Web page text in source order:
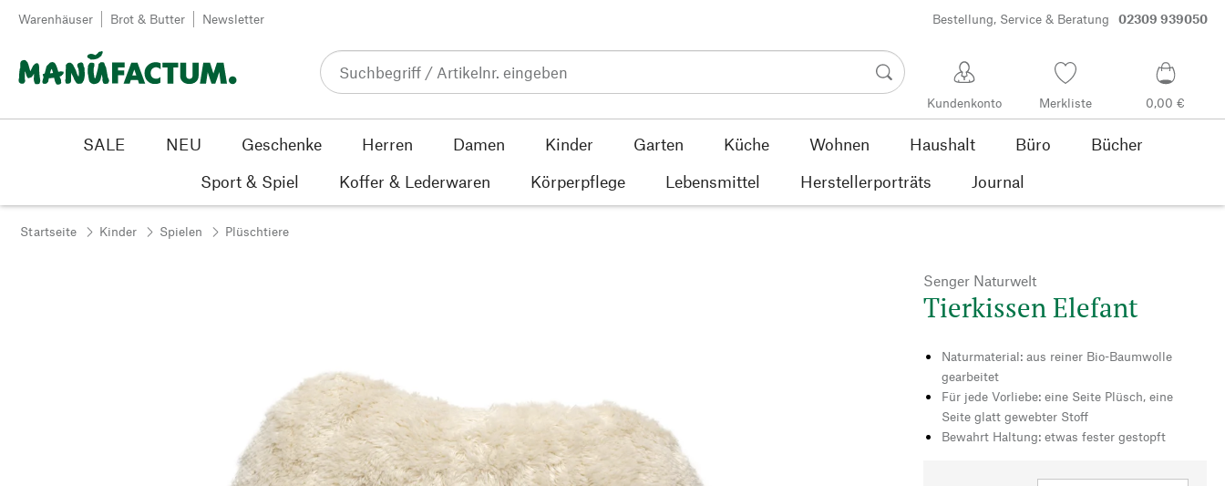
Zum Inhalt springen
Warenhäuser Brot & Butter Newsletter Bestellung, Service & Beratung 02309 939050
Kundenkonto Merkliste 0,00 €
SALE NEU Geschenke Herren Damen Kinder Garten Küche Wohnen Haushalt Büro
Bücher
Sport & Spiel
Koffer & Lederwaren Körperpflege Lebensmittel Herstellerporträts Journal
Startseite Kinder Spielen Plüschtiere
Senger Naturwelt
Tierkissen Elefant
Naturmaterial: aus reiner Bio-Baumwolle
gearbeitet
Für jede Vorliebe: eine Seite Plüsch, eine
Seite glatt gewebter Stoff
Bewahrt Haltung: etwas fester gestopft